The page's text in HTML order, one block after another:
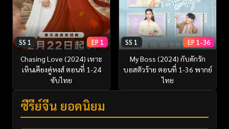
SS 1 EP 1
Chasing Love (2024) เหาะ
เหินเคียงคู่หงส์ ตอนที่ 1-24
ซับไทย
SS 1 EP 1-36
My Boss (2024) กับดักรัก
บอสตัวร้าย ตอนที่ 1-36 พากย์
ไทย
ซีรี่ย์จีน ยอดนิยม